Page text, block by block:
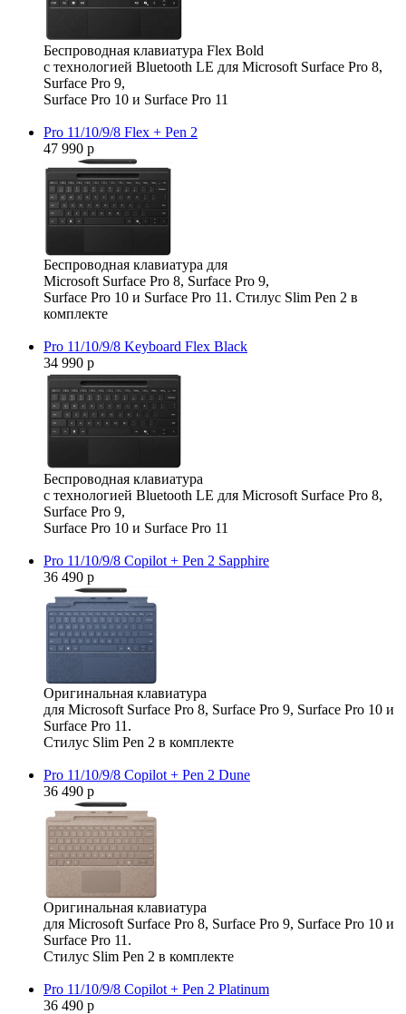
Беспроводная клавиатура Flex Bold
с технологией Bluetooth LE для Microsoft Surface Pro 8,
Surface Pro 9,
Surface Pro 10 и Surface Pro 11
Pro 11/10/9/8 Flex + Pen 2
47 990 р
Беспроводная клавиатура для
Microsoft Surface Pro 8, Surface Pro 9,
Surface Pro 10 и Surface Pro 11. Стилус Slim Pen 2 в
комплекте
Pro 11/10/9/8 Keyboard Flex Black
34 990 р
Беспроводная клавиатура
с технологией Bluetooth LE для Microsoft Surface Pro 8,
Surface Pro 9,
Surface Pro 10 и Surface Pro 11
Pro 11/10/9/8 Copilot + Pen 2 Sapphire
36 490 р
Оригинальная клавиатура
для Microsoft Surface Pro 8, Surface Pro 9, Surface Pro 10 и
Surface Pro 11.
Стилус Slim Pen 2 в комплекте
Pro 11/10/9/8 Copilot + Pen 2 Dune
36 490 р
Оригинальная клавиатура
для Microsoft Surface Pro 8, Surface Pro 9, Surface Pro 10 и
Surface Pro 11.
Стилус Slim Pen 2 в комплекте
Pro 11/10/9/8 Copilot + Pen 2 Platinum
36 490 р